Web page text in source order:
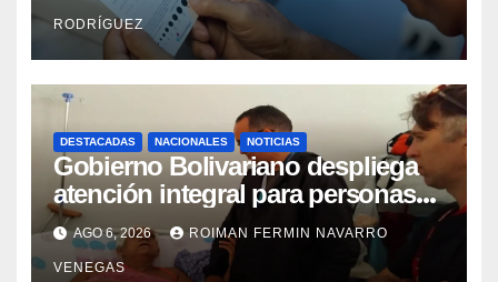
RODRÍGUEZ
DESTACADAS NACIONALES NOTICIAS
Gobierno Bolivariano despliega
atención integral para personas
con discapacidad en
campamentos de La Guaira
AGO 6, 2026 ROIMAN FERMIN NAVARRO
VENEGAS